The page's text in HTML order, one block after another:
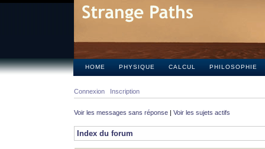
HOME PHYSIQUE CALCUL PHILOSOPHIE
Connexion Inscription
Voir les messages sans réponse | Voir les sujets actifs
Index du forum